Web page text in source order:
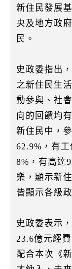
新住民發展
央及地方政
民。
史政委指出
之新住民生
動參與、社
向的回饋均
新住民中，
62.9%，有
8%，有高達
樂，顯示新
皆顯示各級
史政委表示
23.6億元經
配合本次《